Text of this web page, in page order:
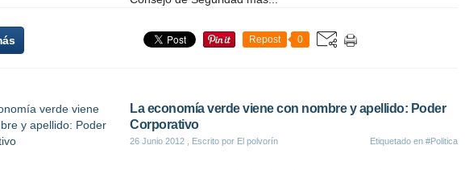
Repost 0
La economía verde viene con nombre y apellido: Poder
Corporativo
26 Junio 2012 , Escrito por El polvorín Etiquetado en #Politica